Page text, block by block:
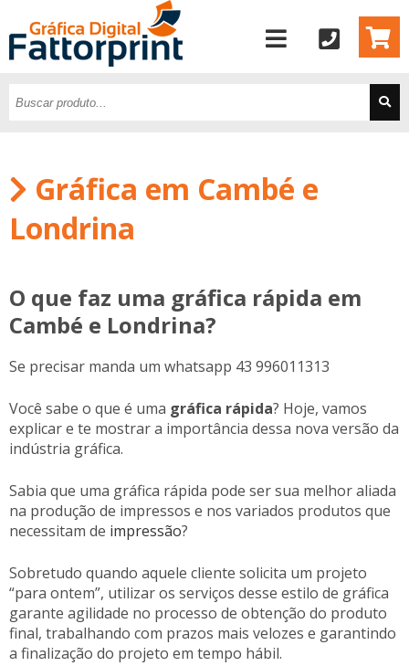
Gráfica em Cambé e
Londrina
O que faz uma gráfica rápida em
Cambé e Londrina?
Se precisar manda um whatsapp 43 996011313
Você sabe o que é uma gráfica rápida? Hoje, vamos
explicar e te mostrar a importância dessa nova versão da
indústria gráfica.
Sabia que uma gráfica rápida pode ser sua melhor aliada
na produção de impressos e nos variados produtos que
necessitam de impressão?
Sobretudo quando aquele cliente solicita um projeto
“para ontem”, utilizar os serviços desse estilo de gráfica
garante agilidade no processo de obtenção do produto
final, trabalhando com prazos mais velozes e garantindo
a finalização do projeto em tempo hábil.